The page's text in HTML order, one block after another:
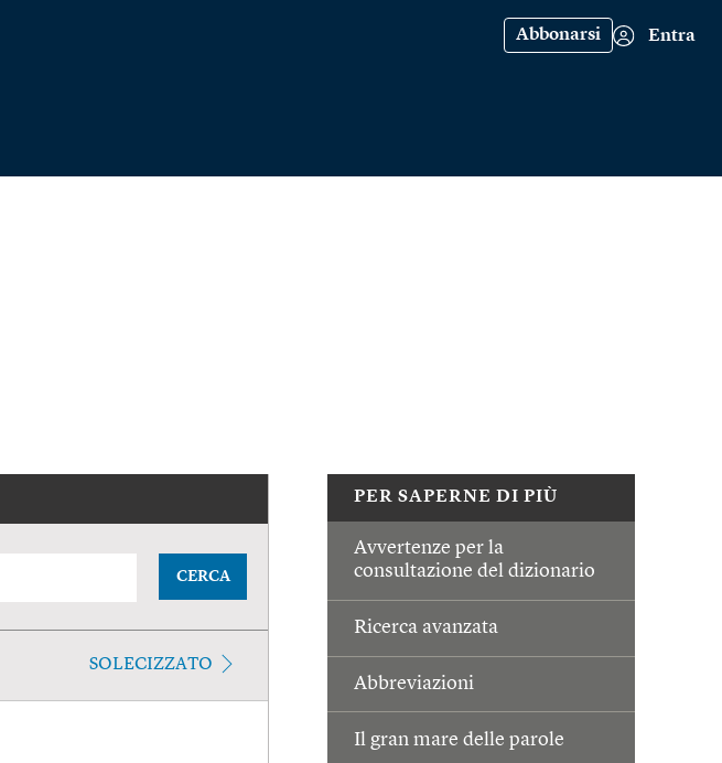
Abbonarsi Entra
PER SAPERNE DI PIÙ
Avvertenze per la
consultazione del dizionario
Ricerca avanzata
Abbreviazioni
Il gran mare delle parole
CERCA
SOLECIZZATO